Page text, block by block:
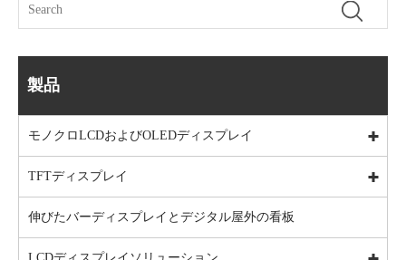
製品
モノクロLCDおよびOLEDディスプレイ
TFTディスプレイ
伸びたバーディスプレイとデジタル屋外の看板